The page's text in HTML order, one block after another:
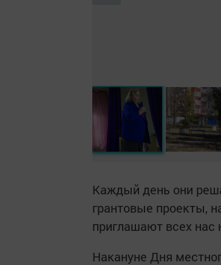
Каждый день они
грантовые проекты,
приглашают всех нас
Накануне Дня